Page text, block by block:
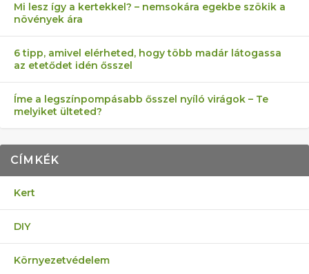
Mi lesz így a kertekkel? – nemsokára egekbe szökik a
növények ára
6 tipp, amivel elérheted, hogy több madár látogassa
az etetődet idén ősszel
Íme a legszínpompásabb ősszel nyíló virágok – Te
melyiket ülteted?
CÍMKÉK
Kert
DIY
Környezetvédelem